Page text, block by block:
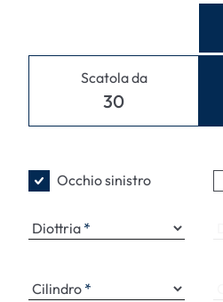
Scatola da
30
Occhio sinistro
Diottria
Cilindro